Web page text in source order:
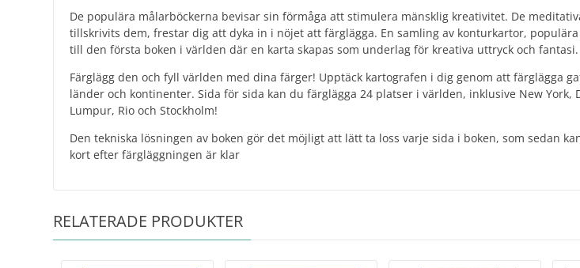
De populära målarböckerna bevisar sin förmåga att stimulera mänsklig kreativitet. De
tillskrivits dem, frestar dig att dyka in i nöjet att färglägga. En samling av konturkartor,
till den första boken i världen där en karta skapas som underlag för kreativa uttryck och fantasi.
Färglägg den och fyll världen med dina färger! Upptäck kartografen i dig genom att färglägga
länder och kontinenter. Sida för sida kan du färglägga 24 platser i världen, inklusive New York,
Lumpur, Rio och Stockholm!
Den tekniska lösningen av boken gör det möjligt att lätt ta loss varje sida i boken, som sedan
kort efter färgläggningen är klar
RELATERADE PRODUKTER